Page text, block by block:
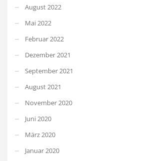
August 2022
Mai 2022
Februar 2022
Dezember 2021
September 2021
August 2021
November 2020
Juni 2020
März 2020
Januar 2020